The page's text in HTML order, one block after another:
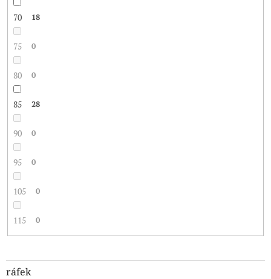
70 18
75 0
80 0
85 28
90 0
95 0
105 0
115 0
ráfek